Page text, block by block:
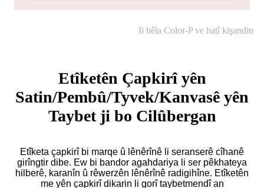
Ji hêla Color-P ve hatî kişandin
Etîketên Çapkirî yên
Satin/Pembû/Tyvek/Kanvasê yên
Taybet ji bo Cilûbergan
Etîketa çapkirî bi marqe û lênêrînê li seranserê cîhanê
girîngtir dibe. Ew bi bandor agahdariya li ser pêkhateya
hilberê, karanîn û rêwerzên lênêrînê radigihîne. Etîketên
me yên çapkirî dikarin li gorî taybetmendî an